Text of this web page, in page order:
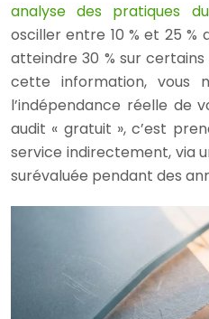
analyse des pratiques
osciller entre 10 % et 25 %
atteindre 30 % sur certains
cette information, vous
l’indépendance réelle de
audit « gratuit », c’est
service indirectement, via
surévaluée pendant des